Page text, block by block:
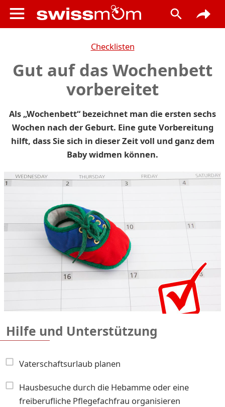
Checklisten
Gut auf das Wochenbett
vorbereitet
Als „Wochenbett“ bezeichnet man die ersten sechs
Wochen nach der Geburt. Eine gute Vorbereitung
hilft, dass Sie sich in dieser Zeit voll und ganz dem
Baby widmen können.
Hilfe und Unterstützung
Vaterschaftsurlaub planen
Hausbesuche durch die Hebamme oder eine
freiberufliche Pflegefachfrau organisieren